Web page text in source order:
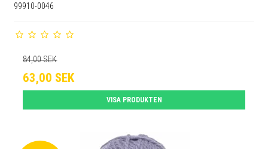
99910-0046
84,00 SEK
63,00 SEK
VISA PRODUKTEN